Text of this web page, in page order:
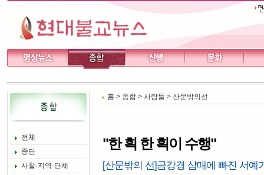
전체
종단
사찰·지역·단체
홈 > 종합 > 사람들 > 산문밖의선
"한 획 한 획이 수행"
[산문밖의 선]금강경 삼매에 빠진 서예